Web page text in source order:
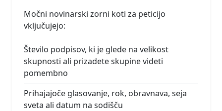
Močni novinarski zorni koti za peticijo
vključujejo:
Število podpisov, ki je glede na velikost
skupnosti ali prizadete skupine videti
pomembno
Prihajajoče glasovanje, rok, obravnava, seja
sveta ali datum na sodišču